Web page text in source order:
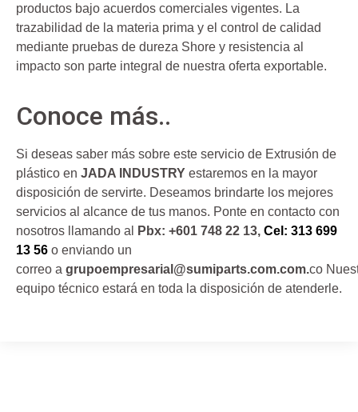
productos bajo acuerdos comerciales vigentes. La
trazabilidad de la materia prima y el control de calidad
mediante pruebas de dureza Shore y resistencia al
impacto son parte integral de nuestra oferta exportable.
Conoce más..
Si deseas saber más sobre este servicio de Extrusión de
plástico en JADA INDUSTRY estaremos en la mayor
disposición de servirte. Deseamos brindarte los mejores
servicios al alcance de tus manos. Ponte en contacto con
nosotros llamando al
Pbx: +601 748 22 13, Cel: 313 699
13 56 o enviando un
correo a grupoempresarial@sumiparts.com.com.co
equipo técnico estará en toda la disposición de atenderle.